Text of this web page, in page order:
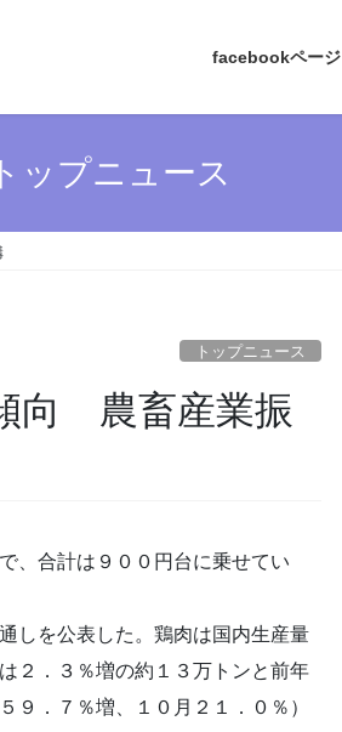
facebookページ
トップニュース
トップニュース
向 農畜産業振
、合計は９００円台に乗せてい
しを公表した。鶏肉は国内生産量
２．３％増の約１３万トンと前年
９．７％増、１０月２１．０％）